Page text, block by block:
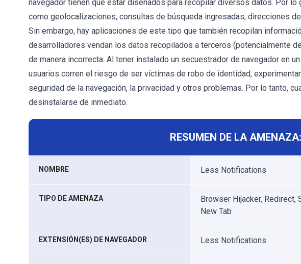
navegador tienen que estar diseñados para recopilar diversos datos. Por lo
como geolocalizaciones, consultas de búsqueda ingresadas, direcciones
Sin embargo, hay aplicaciones de este tipo que también recopilan
desarrolladores vendan los datos recopilados a terceros (potencialmente
de manera incorrecta. Al tener instalado un secuestrador de navegador en
usuarios corren el riesgo de ser víctimas de robo de identidad,
seguridad de la navegación, la privacidad y otros problemas. Por lo tanto,
desinstalarse de inmediato.
RESUMEN DE LA AMENAZA:
NOMBRE Less Notifications
TIPO DE AMENAZA
Browser Hijacker, Redirect,
New Tab
EXTENSIÓN(ES) DE NAVEGADOR Less Notifications